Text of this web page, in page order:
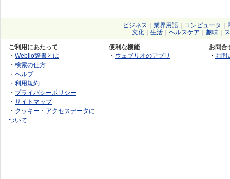
ビジネス 業界用語 コンピュータ
文化
生活 ヘルスケア 趣味
ご利用にあたって
・ Weblio辞書とは
・ 検索の仕方
・ ヘルプ
・ 利用規約
・ プライバシーポリシー
・ サイトマップ
・ クッキー・アクセスデータに
ついて
便利な機能
・ ウェブリオのアプリ
お問合
・ お問